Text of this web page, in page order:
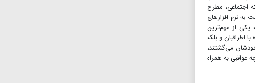
اجتماعی، مطرح
به نرم افزارهای
حدود ۱۰۰میلیون عضو پیدا کرد و به یکی از مهم‌ترین
اطرافیان و بلکه
می‌گشتند،
عواقبی به همراه